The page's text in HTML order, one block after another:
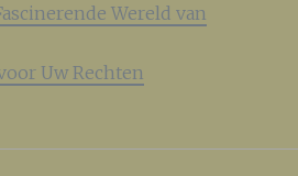
Wereld van
Uw Rechten